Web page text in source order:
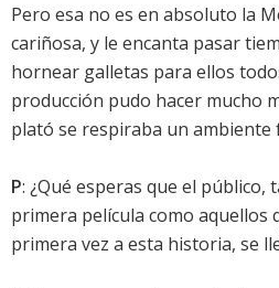
Pero esa no es en absoluto la
cariñosa, y le encanta pasar
hornear galletas para ellos
producción pudo hacer mucho
plató se respiraba un ambiente
P: ¿Qué esperas que el público,
primera película como aquellos
primera vez a esta historia, se